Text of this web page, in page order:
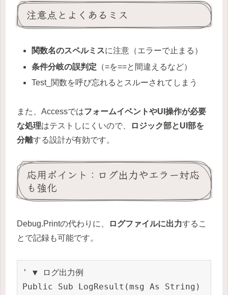
注意点とよくあるミス
関数名のスペルミスに注意（エラーで止まる）
条件分岐の誤判定 （=を==と間違えるなど）
Test_関数を呼び忘れるとスルーされてしまう
また、AccessではフォームイベントやUI操作が必要
な処理はテストしにくいので、
ロジック部とUI部を
分離する設計が有効です。
応用ポイント：ログ出力やエラー対応
も強化
Debug.Printの代わりに、 ログファイルに出力するこ
とで記録も可能です。
' ▼ ログ出力例
Public Sub LogResult(msg As String)